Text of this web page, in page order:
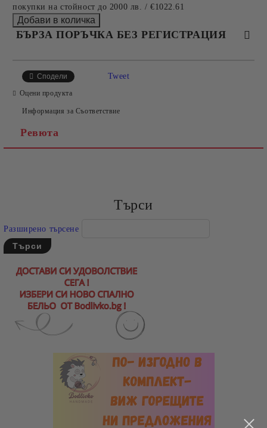
покупки на стойност до 2000 лв. / €1022.61
БЪРЗА ПОРЪЧКА БЕЗ РЕГИСТРАЦИЯ
Сподели Tweet
Оцени продукта
Информация за Съответствие
Ревюта
Търси
Разширено търсене